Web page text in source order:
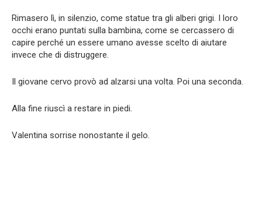
Rimasero lì, in silenzio, come statue tra gli alberi grigi. I loro
occhi erano puntati sulla bambina, come se cercassero di
capire perché un essere umano avesse scelto di aiutare
invece che di distruggere.
Il giovane cervo provò ad alzarsi una volta. Poi una seconda.
Alla fine riuscì a restare in piedi.
Valentina sorrise nonostante il gelo.